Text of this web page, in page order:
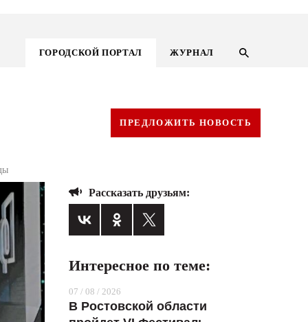
ГОРОДСКОЙ ПОРТАЛ ЖУРНАЛ
ГОРОДСКОЙ ПОРТАЛ
ПРЕДЛОЖИТЬ НОВОСТЬ
Рассказать друзьям:
Интересное по теме:
07 / 08 / 2026
В Ростовской области